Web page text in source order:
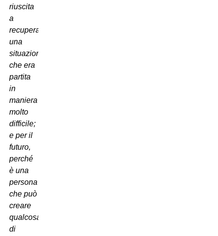
riuscita
a
recuperare
una
situazione
che era
partita
in
maniera
molto
difficile;
e per il
futuro,
perché
è una
persona
che può
creare
qualcosa
di